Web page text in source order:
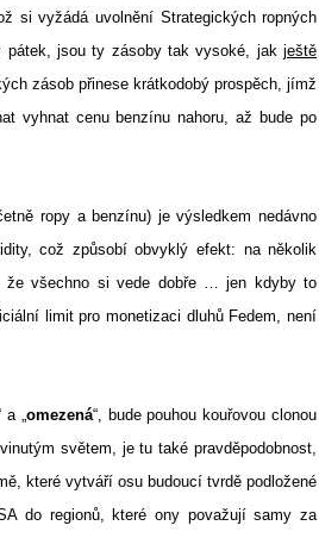
si vyžádá uvolnění Strategických ropných
pátek, jsou ty zásoby tak vysoké, jakještě
zásob přinese krátkodobý prospěch, jímž
vyhnat cenu benzínu nahoru, až bude po
ropy a benzínu) je výsledkem nedávno
což způsobí obvyklý efekt: na několik
že všechno si vede dobře … jen kdyby to
limit pro monetizaci dluhů Fedem, není
a „omezená“, bude pouhou kouřovou clonou
světem, je tu také pravděpodobnost,
které vytváří osu budoucí tvrdě podložené
do regionů, které ony považují samy za